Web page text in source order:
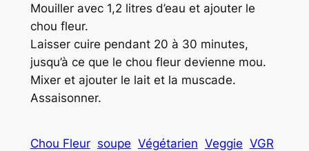
Mouiller avec 1,2 litres d’eau et ajouter le
chou fleur.
Laisser cuire pendant 20 à 30 minutes,
jusqu’à ce que le chou fleur devienne mou.
Mixer et ajouter le lait et la muscade.
Assaisonner.
Chou Fleur soupe Végétarien Veggie VGR